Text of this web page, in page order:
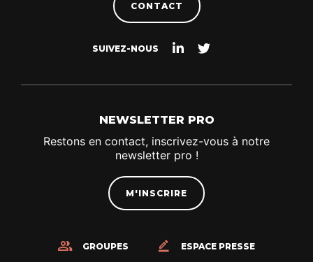
CONTACT
SUIVEZ-NOUS
Suivez-Suivez-
NEWSLETTER PRO
Restons en contact, inscrivez-vous à notre
newsletter pro !
M'INSCRIRE
GROUPES ESPACE PRESSE